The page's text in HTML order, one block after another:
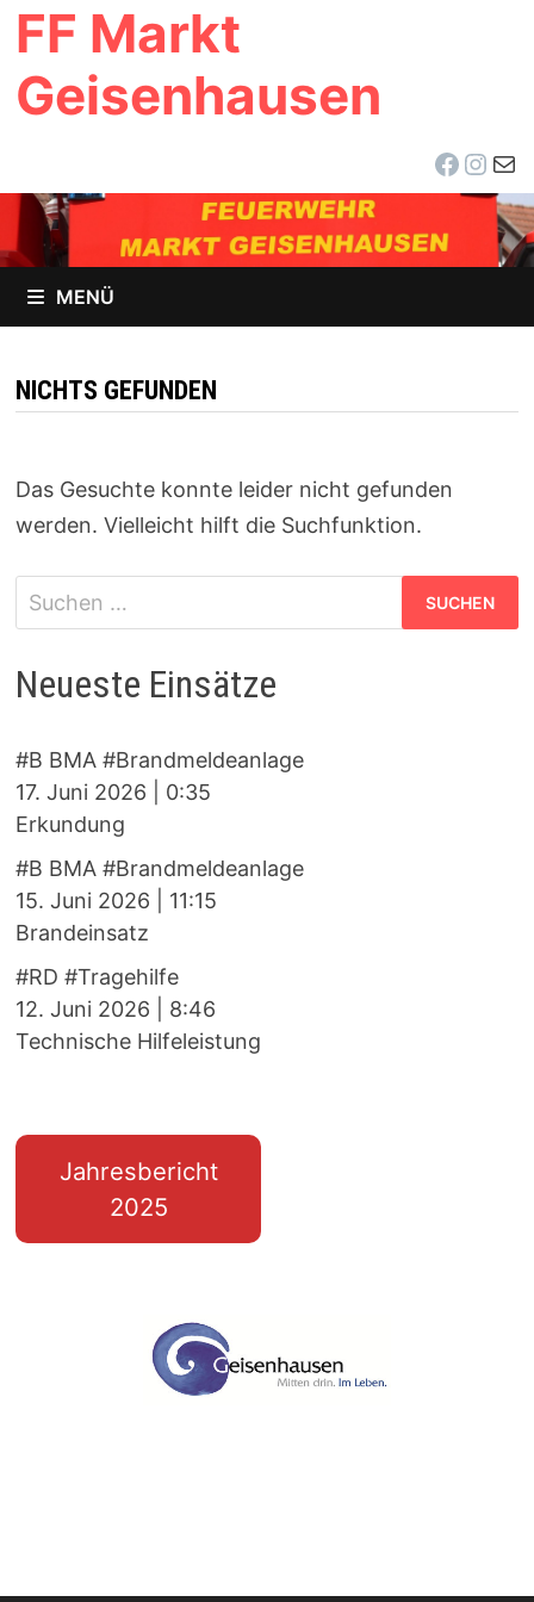
Zum
Inhalt
springen
FF Markt
Geisenhausen
E-
MENÜ
NICHTS GEFUNDEN
Das Gesuchte konnte leider nicht gefunden
werden. Vielleicht hilft die Suchfunktion.
Suchen
nach:
Neueste Einsätze
#B BMA #Brandmeldeanlage
17. Juni 2026
0:35
Erkundung
#B BMA #Brandmeldeanlage
15. Juni 2026
11:15
Brandeinsatz
#RD #Tragehilfe
12. Juni 2026
8:46
Technische Hilfeleistung
Jahresbericht
2025